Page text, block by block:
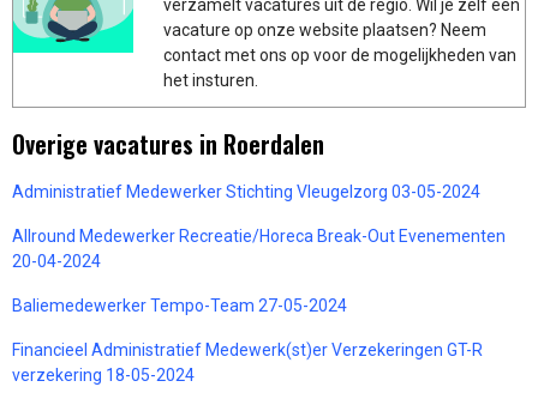
verzamelt vacatures uit de regio. Wil je zelf een
vacature op onze website plaatsen? Neem
contact met ons op voor de mogelijkheden van
het insturen.
Overige vacatures in Roerdalen
Administratief Medewerker Stichting Vleugelzorg 03-05-2024
Allround Medewerker Recreatie/Horeca Break-Out Evenementen
20-04-2024
Baliemedewerker Tempo-Team 27-05-2024
Financieel Administratief Medewerk(st)er Verzekeringen GT-R
verzekering 18-05-2024